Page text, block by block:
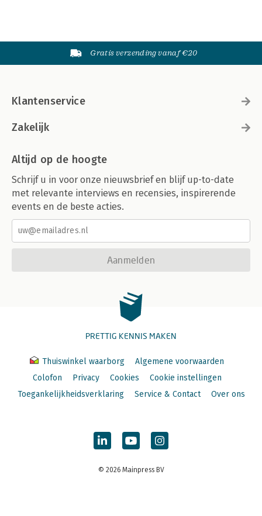
Gratis verzending vanaf €20
Klantenservice
Zakelijk
Altijd op de hoogte
Schrijf u in voor onze nieuwsbrief en blijf up-to-date
met relevante interviews en recensies, inspirerende
events en de beste acties.
Aanmelden
PRETTIG KENNIS MAKEN
Thuiswinkel waarborg
Algemene voorwaarden
Colofon
Privacy Cookies
Cookie instellingen
Toegankelijkheidsverklaring
Service & Contact Over ons
© 2026 Mainpress BV